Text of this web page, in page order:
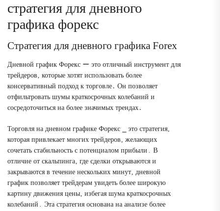
стратегия для дневного
графика форекс
Стратегия для дневного графика Forex
Дневной график Форекс ー это отличный инструмент для
трейдеров‚ которые хотят использовать более
консервативный подход к торговле․ Он позволяет
отфильтровать шумы краткосрочных колебаний и
сосредоточиться на более значимых трендах․
Торговля на дневном графике Форекс ⎯ это стратегия‚
которая привлекает многих трейдеров‚ желающих
сочетать стабильность с потенциалом прибыли․ В
отличие от скальпинга‚ где сделки открываются и
закрываются в течение нескольких минут‚ дневной
график позволяет трейдерам увидеть более широкую
картину движения цены‚ избегая шума краткосрочных
колебаний․ Эта стратегия основана на анализе более